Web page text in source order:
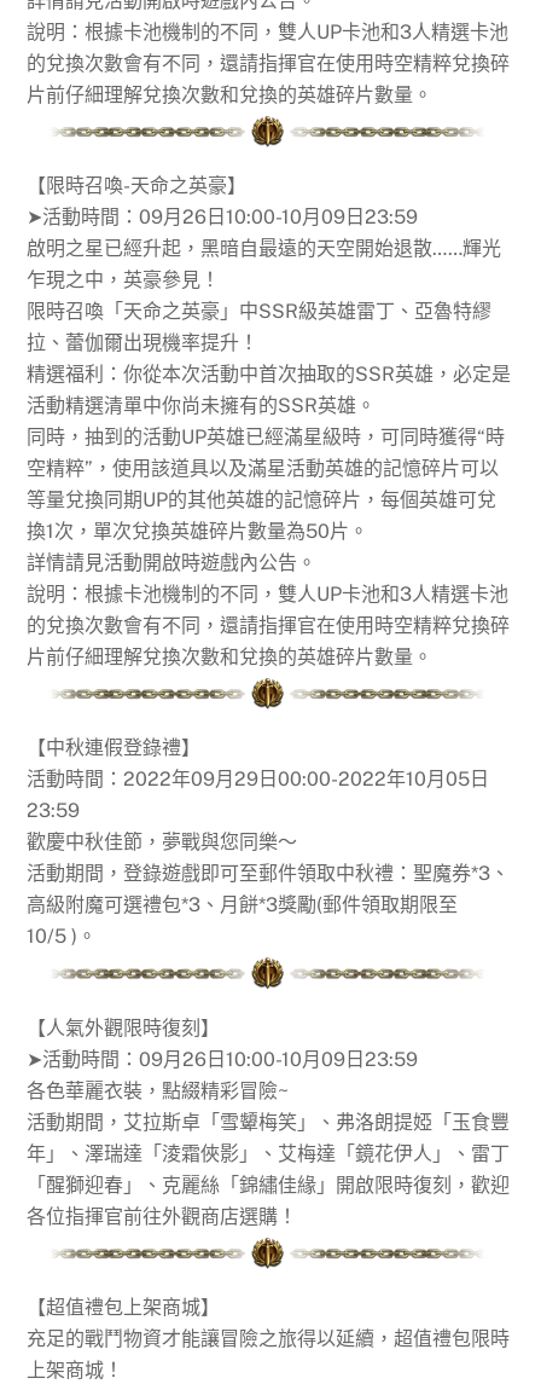
說明：根據卡池機制的不同，雙人UP卡池和3人精選卡池
的兌換次數會有不同，還請指揮官在使用時空精粹兌換碎
片前仔細理解兌換次數和兌換的英雄碎片數量。
【限時召喚-天命之英豪】
➤活動時間：09月26日10:00-10月09日23:59
啟明之星已經升起，黑暗自最遠的天空開始退散……輝光
乍現之中，英豪參見！
限時召喚「天命之英豪」中SSR級英雄雷丁、亞魯特繆
拉、蕾伽爾出現機率提升！
精選福利：你從本次活動中首次抽取的SSR英雄，必定是
活動精選清單中你尚未擁有的SSR英雄。
同時，抽到的活動UP英雄已經滿星級時，可同時獲得“時
空精粹”，使用該道具以及滿星活動英雄的記憶碎片可以
等量兌換同期UP的其他英雄的記憶碎片，每個英雄可兌
換1次，單次兌換英雄碎片數量為50片。
詳情請見活動開啟時遊戲內公告。
說明：根據卡池機制的不同，雙人UP卡池和3人精選卡池
的兌換次數會有不同，還請指揮官在使用時空精粹兌換碎
片前仔細理解兌換次數和兌換的英雄碎片數量。
【中秋連假登錄禮】
活動時間：2022年09月29日00:00-2022年10月05日
23:59
歡慶中秋佳節，夢戰與您同樂～
活動期間，登錄遊戲即可至郵件領取中秋禮：聖魔券*3、
高級附魔可選禮包*3、月餅*3獎勵(郵件領取期限至
10/5 )。
【人氣外觀限時復刻】
➤活動時間：09月26日10:00-10月09日23:59
各色華麗衣裝，點綴精彩冒險~
活動期間，艾拉斯卓「雪顰梅笑」、弗洛朗提婭「玉食豐
年」、澤瑞達「淩霜俠影」、艾梅達「鏡花伊人」、雷丁
「醒獅迎春」、克麗絲「錦繡佳緣」開啟限時復刻，歡迎
各位指揮官前往外觀商店選購！
【超值禮包上架商城】
充足的戰鬥物資才能讓冒險之旅得以延續，超值禮包限時
上架商城！